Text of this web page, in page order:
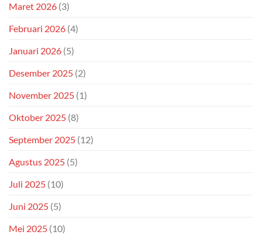
Maret 2026 (3)
Februari 2026 (4)
Januari 2026 (5)
Desember 2025 (2)
November 2025 (1)
Oktober 2025 (8)
September 2025 (12)
Agustus 2025 (5)
Juli 2025 (10)
Juni 2025 (5)
Mei 2025 (10)